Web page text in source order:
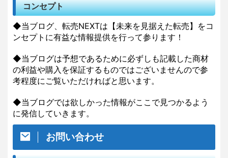
コンセプト
◆当ブログ、転売NEXTは【未来を見据えた転売】をコ
ンセプトに有益な情報提供を行って参ります！
◆当ブログは予想であるために必ずしも記載した商材
の利益や購入を保証するものではございませんので参
考程度にご覧いただければと思います。
◆当ブログでは欲しかった情報がここで見つかるよう
に発信していきます。
お問い合わせ